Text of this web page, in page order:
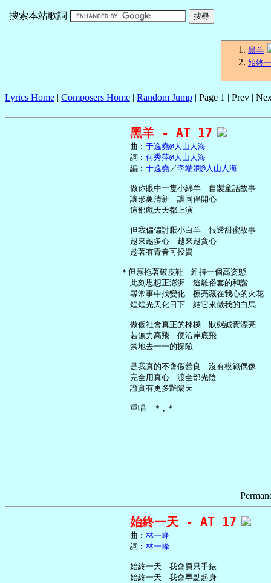
搜索本站歌詞
黑羊
始終
Lyrics Home | Composers Home | Random Jump | Page 1 | Prev |
黑羊 - AT 17
     曲︰
于逸堯@人山人海
     詞︰
何秀萍@人山人海
     編︰
于逸堯／李端嫻@人山人海
     做你眼中一隻小綿羊　自製童話故事
     讓形象清新　讓同伴開心
     這部戲天天都上演
     但我偏偏討厭小白羊　恨透甜蜜故事
     越來越多心　越來越貪心
     趁著有青春可投資
   ＊但願拖著破皮鞋　維持一個高姿態
     此刻思想正澎湃　逃離俗套的和諧
     尋常事中找變化　擦亮藏在我心的火花
     煌煌光天化日下　結它來做我的白馬
     做個社會真正的棟樑　狀態誠實漂亮
     若無力高飛　便沿岸底飛
     禁地去一一的探險
     是我真的不會假善良　沒有模範偶像
     完全用真心　渡全部光陰
     證實有更多艷陽天
始終一天 - AT 17
     曲︰
林一峰
     詞︰
林一峰
     始終一天　我會買只手錶
     始終一天　我會早點起身